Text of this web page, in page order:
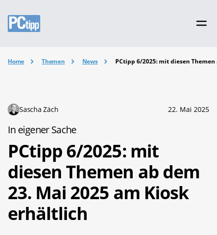
Home Themen News PCtipp 6/2025: mit diesen
Sascha Zäch 22. Mai 2025
In eigener Sache
PCtipp 6/2025: mit
diesen Themen ab dem
23. Mai 2025 am Kiosk
erhältlich